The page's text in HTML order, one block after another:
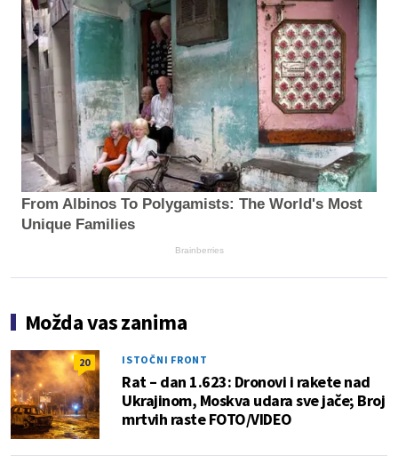
From Albinos To Polygamists: The World's Most
Unique Families
Brainberries
Možda vas zanima
20 ISTOČNI FRONT
Rat – dan 1.623: Dronovi i rakete nad
Ukrajinom, Moskva udara sve jače; Broj
mrtvih raste FOTO/VIDEO